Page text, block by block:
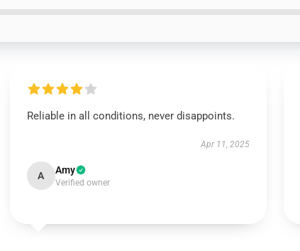
Reliable in all conditions, never disappoints.
Apr 11, 2025
A Amy
Verified owner